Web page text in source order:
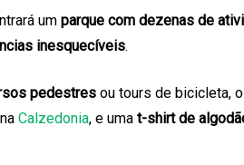
um parque com dezenas de
inesquecíveis.
pedestresou tours de bicicleta,
Calzedonia, e uma t-shirt de